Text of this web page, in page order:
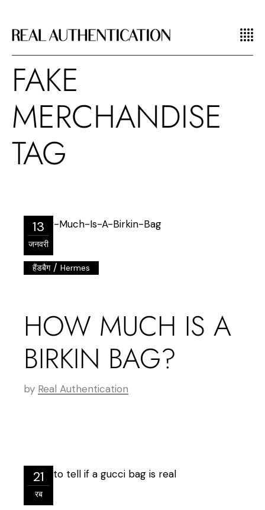
FAKE
MERCHANDISE
TAG
13
जनवरी
हैंडबैग/Hermes
HOW MUCH IS A
BIRKIN BAG?
by Real Authentication
21
रब